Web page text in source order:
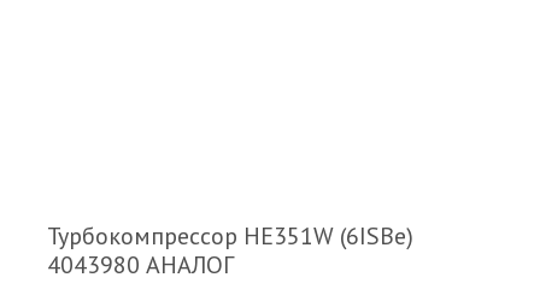
Турбокомпрессор HE351W (6ISBe)
4043980 АНАЛОГ